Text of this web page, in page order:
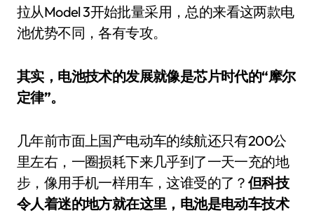
拉从Model 3开始批量采用，总的来看这两款电
池优势不同，各有专攻。
其实，电池技术的发展就像是芯片时代的“摩尔
定律”。
几年前市面上国产电动车的续航还只有200公
里左右，一圈损耗下来几乎到了一天一充的地
步，像用手机一样用车，这谁受的了？但科技
令人着迷的地方就在这里，电池是电动车技术